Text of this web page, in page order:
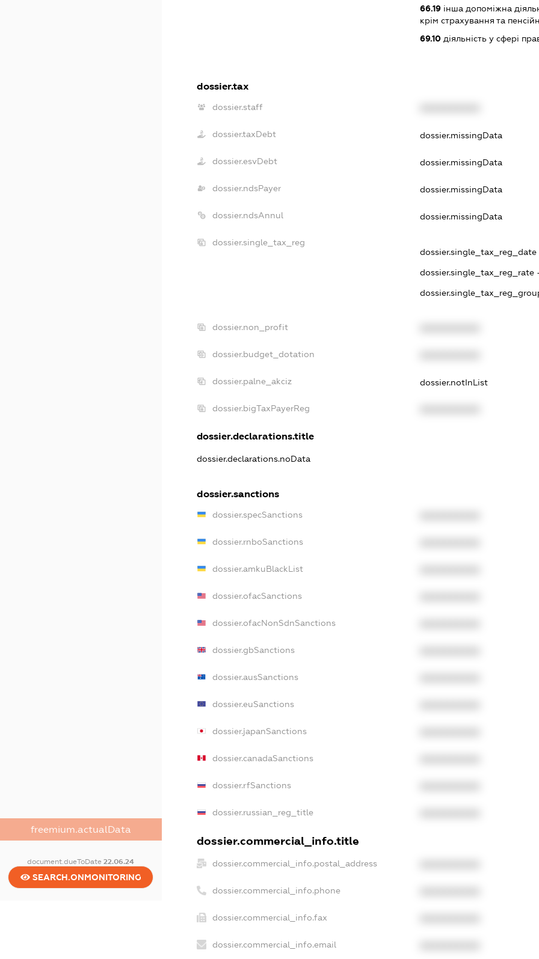
freemium.actualData
document.dueToDate22.06.24
SEARCH.ONMONITORING
66.19 інша допоміжна
крім страхування та
69.10 діяльність у сфері
dossier.tax
dossier.staff
dossier.taxDebt dossier.missingData
dossier.esvDebt dossier.missingData
dossier.ndsPayer dossier.missingData
dossier.ndsAnnul dossier.missingData
dossier.single_tax_reg
dossier.single_tax_reg_date
dossier.single_tax_reg_rate
dossier.non_profit
dossier.budget_dotation
dossier.palne_akciz dossier.notInList
dossier.bigTaxPayerReg
dossier.declarations.title
dossier.declarations.noData
dossier.sanctions
dossier.specSanctions
dossier.rnboSanctions
dossier.amkuBlackList
dossier.ofacSanctions
dossier.ofacNonSdnSanctions
dossier.gbSanctions
dossier.ausSanctions
dossier.euSanctions
dossier.japanSanctions
dossier.canadaSanctions
dossier.rfSanctions
dossier.russian_reg_title
dossier.commercial_info.title
dossier.commercial_info.postal_address
dossier.commercial_info.phone
dossier.commercial_info.fax
dossier.commercial_info.email